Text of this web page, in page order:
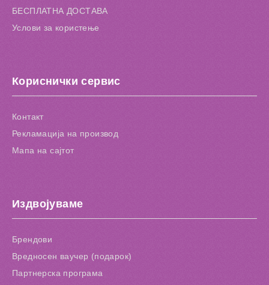
БЕСПЛАТНА ДОСТАВА
Услови за користење
Кориснички сервис
Контакт
Рекламација на производ
Мапа на сајтот
Издвојуваме
Брендови
Вредносен ваучер (подарок)
Партнерска програма